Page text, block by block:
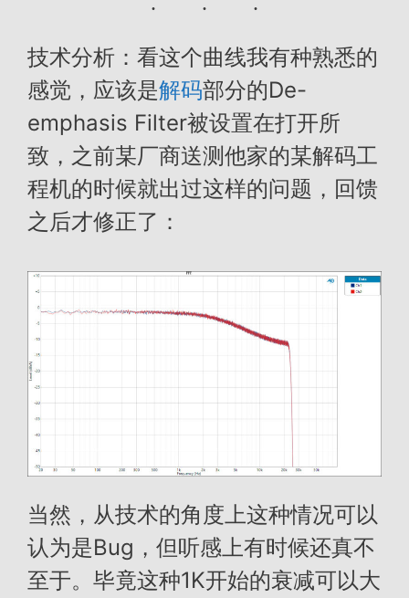
技术分析：看这个曲线我有种熟悉的
感觉，应该是解码部分的De-
emphasis Filter被设置在打开所
致，之前某厂商送测他家的某解码工
程机的时候就出过这样的问题，回馈
之后才修正了：
当然，从技术的角度上这种情况可以
认为是Bug，但听感上有时候还真不
至于。毕竟这种1K开始的衰减可以大